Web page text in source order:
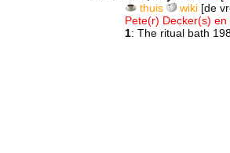
thuis
wiki[de
Pete(r) Decker(s)
1: The ritual bath